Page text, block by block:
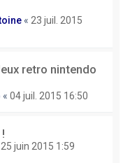
« 23 juil. 2015
retro nintendo
« 04 juil. 2015 16:50
25 juin 2015 1:59